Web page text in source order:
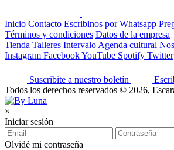
Inicio Contacto Escribinos por Whatsapp
Términos y condiciones Datos de la empresa
Tienda Talleres Intervalo Agenda cultural
Instagram FacebookYouTube Spotify Twitter
Suscribite a nuestro boletín
Todos los derechos reservados © 2026,
×
Iniciar sesión
Olvidé mi contraseña